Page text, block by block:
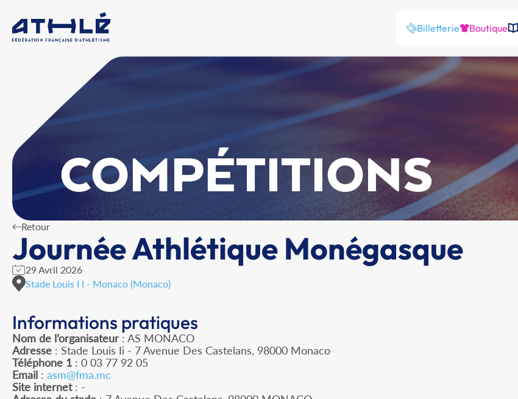
Billetterie Boutique
COMPÉTITIONS
Retour
Journée Athlétique Monégasque
29 Avril 2026
Stade Louis I I - Monaco (Monaco)
Informations pratiques
Nom de l’organisateur : AS MONACO
Adresse : Stade Louis Ii - 7 Avenue Des Castelans, 98000 Monaco
Téléphone 1 : 0 03 77 92 05
Email : asm@fma.mc
Site internet: -